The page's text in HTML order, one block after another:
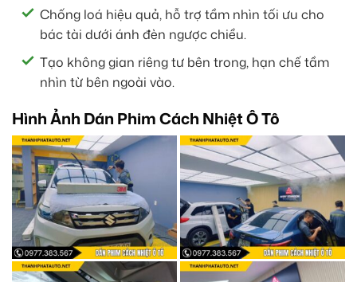
Chống loá hiệu quả, hỗ trợ tầm nhìn tối ưu cho
bác tài dưới ánh đèn ngược chiều.
Tạo không gian riêng tư bên trong, hạn chế tầm
nhìn từ bên ngoài vào.
Hình Ảnh Dán Phim Cách Nhiệt Ô Tô